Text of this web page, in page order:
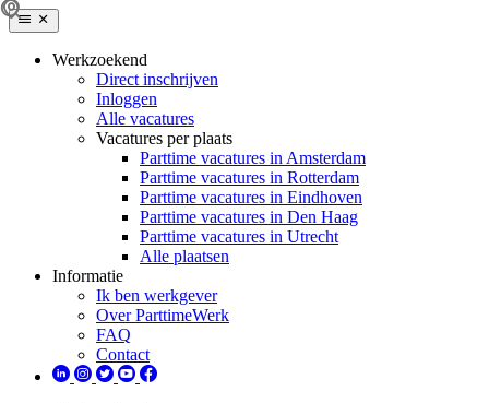
Werkzoekend
Direct inschrijven
Inloggen
Alle vacatures
Vacatures per plaats
Parttime vacatures in Amsterdam
Parttime vacatures in Rotterdam
Parttime vacatures in Eindhoven
Parttime vacatures in Den Haag
Parttime vacatures in Utrecht
Alle plaatsen
Informatie
Ik ben werkgever
Over ParttimeWerk
FAQ
Contact